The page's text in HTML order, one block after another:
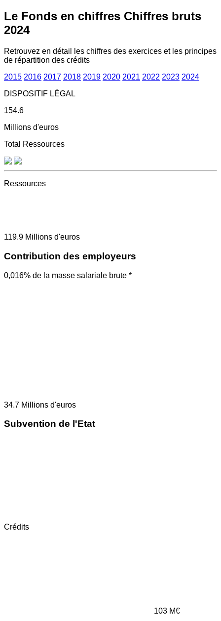
Le Fonds en chiffres Chiffres bruts
2024
Retrouvez en détail les chiffres des exercices et les principes
de répartition des crédits
2015 2016 2017 2018 2019 2020 2021 2022 2023 2024
DISPOSITIF LÉGAL
154.6
Millions d'euros
Total Ressources
Ressources
119.9 Millions d'euros
Contribution des employeurs
0,016% de la masse salariale brute *
34.7 Millions d'euros
Subvention de l'Etat
Crédits
103 M€